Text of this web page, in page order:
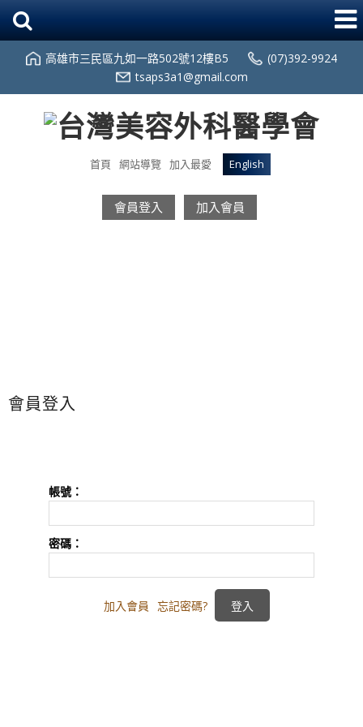
高雄市三民區九如一路502號12樓B5
(07)392-9924
tsaps3a1@gmail.com
首頁 網站導覽 加入最愛 English
會員登入 加入會員
會員登入
帳號：
密碼：
加入會員 忘記密碼?